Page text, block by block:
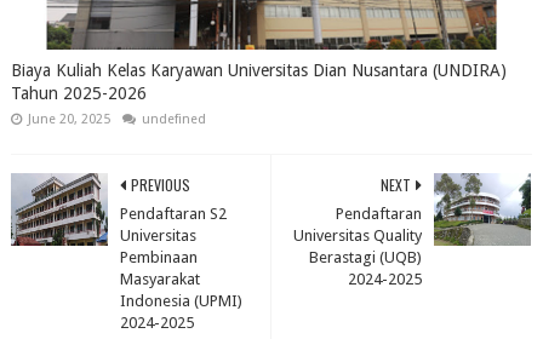
Biaya Kuliah Kelas Karyawan Universitas Dian Nusantara (UNDIRA)
Tahun 2025-2026
June 20, 2025 undefined
NEXT
Pendaftaran
Universitas Quality
Berastagi (UQB)
2024-2025
PREVIOUS
Pendaftaran S2
Universitas
Pembinaan
Masyarakat
Indonesia (UPMI)
2024-2025